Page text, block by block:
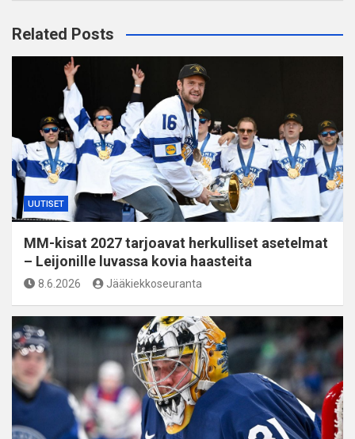
Related Posts
UUTISET
MM-kisat 2027 tarjoavat herkulliset asetelmat
– Leijonille luvassa kovia haasteita
8.6.2026 Jääkiekkoseuranta